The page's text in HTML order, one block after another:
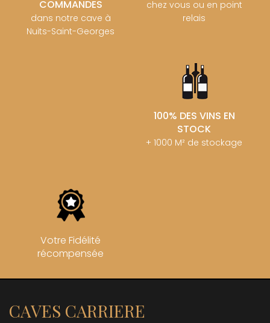
COMMANDES
dans notre cave à
Nuits-Saint-Georges
chez vous ou en point
relais
100% DES VINS EN
STOCK
+ 1000 M² de stockage
Votre Fidélité
récompensée
CAVES CARRIERE